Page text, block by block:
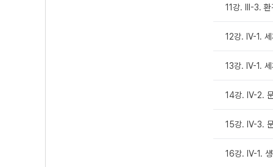
11강. Ⅲ-3. 환
12강. Ⅳ-1. 세
13강. Ⅳ-1. 세
14강. Ⅳ-2. 문
15강. Ⅳ-3. 문
16강. Ⅳ-1. 생